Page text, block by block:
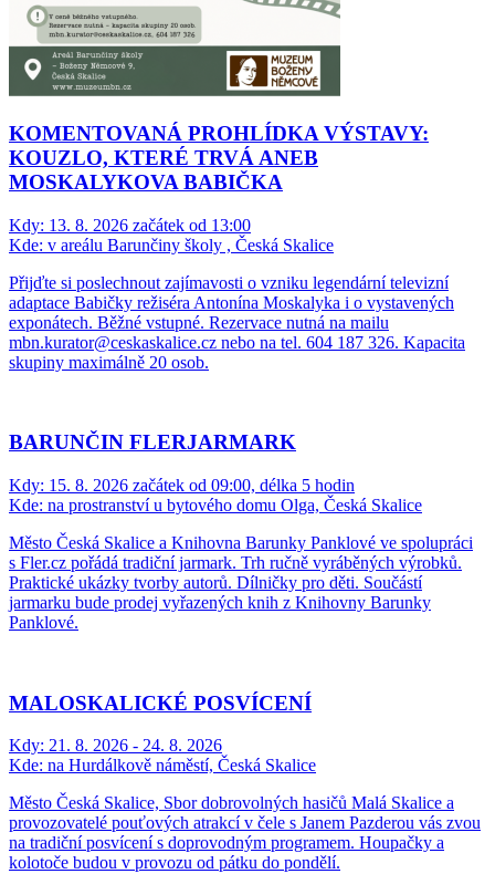
KOMENTOVANÁ PROHLÍDKA VÝSTAVY:
KOUZLO, KTERÉ TRVÁ ANEB
MOSKALYKOVA BABIČKA
Kdy: 13. 8. 2026 začátek od 13:00
Kde: v areálu Barunčiny školy , Česká Skalice
Přijďte si poslechnout zajímavosti o vzniku legendární televizní
adaptace Babičky režiséra Antonína Moskalyka i o vystavených
exponátech. Běžné vstupné. Rezervace nutná na mailu
mbn.kurator@ceskaskalice.cz nebo na tel. 604 187 326. Kapacita
skupiny maximálně 20 osob.
BARUNČIN FLERJARMARK
Kdy: 15. 8. 2026 začátek od 09:00, délka 5 hodin
Kde: na prostranství u bytového domu Olga, Česká Skalice
Město Česká Skalice a Knihovna Barunky Panklové ve spolupráci
s Fler.cz pořádá tradiční jarmark. Trh ručně vyráběných výrobků.
Praktické ukázky tvorby autorů. Dílničky pro děti. Součástí
jarmarku bude prodej vyřazených knih z Knihovny Barunky
Panklové.
MALOSKALICKÉ POSVÍCENÍ
Kdy: 21. 8. 2026 - 24. 8. 2026
Kde: na Hurdálkově náměstí, Česká Skalice
Město Česká Skalice, Sbor dobrovolných hasičů Malá Skalice a
provozovatelé pouťových atrakcí v čele s Janem Pazderou vás zvou
na tradiční posvícení s doprovodným programem. Houpačky a
kolotoče budou v provozu od pátku do pondělí.